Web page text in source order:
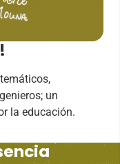
un
la educación.